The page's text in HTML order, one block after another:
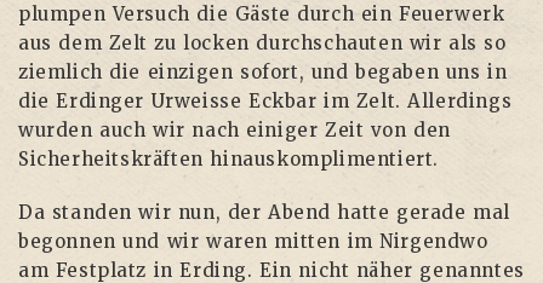
plum­pen Ver­such die Gäs­te durch ein Feu­er­werk
aus dem Zelt zu locken durch­schau­ten wir als so
ziem­lich die ein­zi­gen sofort, und bega­ben uns in
die Erdin­ger Urweis­se Eck­bar im Zelt. Aller­dings
wur­den auch wir nach eini­ger Zeit von den
Sicher­heits­kräf­ten hinauskomplimentiert.
Da stan­den wir nun, der Abend hat­te gera­de mal
begon­nen und wir waren mit­ten im Nir­gend­wo
am Fest­platz in Erding. Ein nicht näher genann­tes